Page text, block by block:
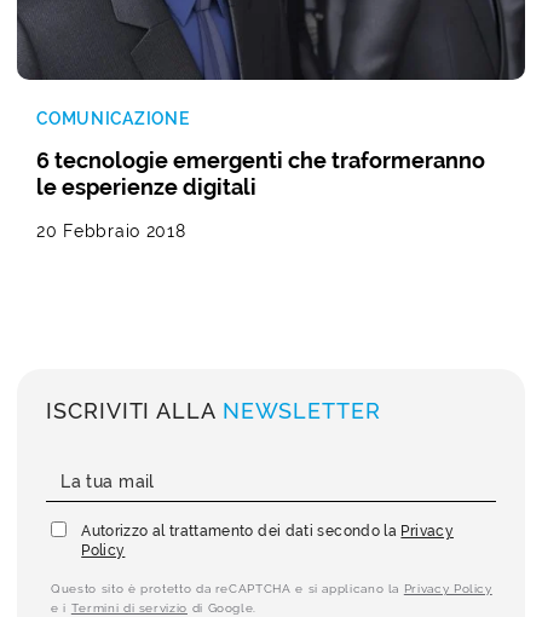
COMUNICAZIONE
6 tecnologie emergenti che traformeranno
le esperienze digitali
20 Febbraio 2018
ISCRIVITI ALLA NEWSLETTER
Autorizzo al trattamento dei dati secondo la Privacy
Policy
Questo sito è protetto da reCAPTCHA e si applicano la Privacy Policy
e i Termini di servizio di Google.